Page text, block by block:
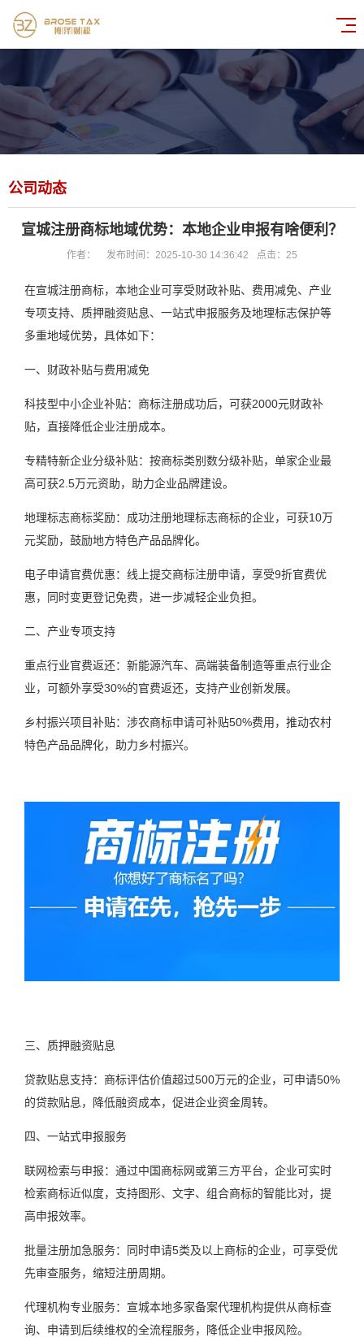
公司动态
宣城注册商标地域优势：本地企业申报有啥便利？
作者： 发布时间：2025-10-30 14:36:42 点击： 25
在宣城注册商标，本地企业可享受财政补贴、费用减免、产业
专项支持、质押融资贴息、一站式申报服务及地理标志保护等
多重地域优势，具体如下：
一、财政补贴与费用减免
科技型中小企业补贴：商标注册成功后，可获2000元财政补
贴，直接降低企业注册成本。
专精特新企业分级补贴：按商标类别数分级补贴，单家企业最
高可获2.5万元资助，助力企业品牌建设。
地理标志商标奖励：成功注册地理标志商标的企业，可获10万
元奖励，鼓励地方特色产品品牌化。
电子申请官费优惠：线上提交商标注册申请，享受9折官费优
惠，同时变更登记免费，进一步减轻企业负担。
二、产业专项支持
重点行业官费返还：新能源汽车、高端装备制造等重点行业企
业，可额外享受30%的官费返还，支持产业创新发展。
乡村振兴项目补贴：涉农商标申请可补贴50%费用，推动农村
特色产品品牌化，助力乡村振兴。
三、质押融资贴息
贷款贴息支持：商标评估价值超过500万元的企业，可申请50%
的贷款贴息，降低融资成本，促进企业资金周转。
四、一站式申报服务
联网检索与申报：通过中国商标网或第三方平台，企业可实时
检索商标近似度，支持图形、文字、组合商标的智能比对，提
高申报效率。
批量注册加急服务：同时申请5类及以上商标的企业，可享受优
先审查服务，缩短注册周期。
代理机构专业服务：宣城本地多家备案代理机构提供从商标查
询、申请到后续维权的全流程服务，降低企业申报风险。